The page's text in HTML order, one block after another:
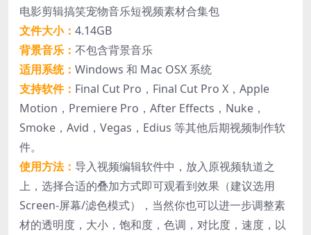
电影剪辑搞笑宠物音乐短视频素材合集包
文件大小： 4.14GB
背景音乐： 不包含背景音乐
适用系统： Windows 和 Mac OSX 系统
支持软件： Final Cut Pro，Final Cut Pro X，Apple
Motion，Premiere Pro，After Effects，Nuke，
Smoke，Avid，Vegas，Edius 等其他后期视频制作软
件。
使用方法： 导入视频编辑软件中，放入原视频轨道之
上，选择合适的叠加方式即可观看到效果（建议选用
Screen-屏幕/滤色模式），当然你也可以进一步调整素
材的透明度，大小，饱和度，色调，对比度，速度，以